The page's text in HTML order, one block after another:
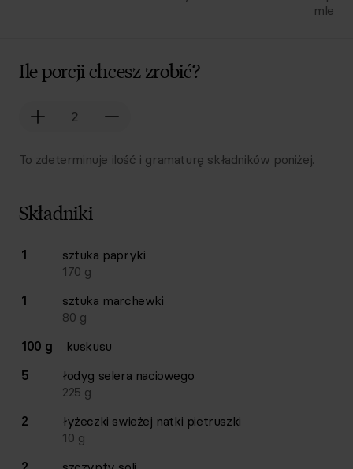
Ile porcji chcesz zrobić?
To zdeterminuje ilość i gramaturę składników poniżej.
Składniki
Lista składników przepisu z ilościami i wagami
Ilość Składnik
1 sztuka papryki
170 g
1
sztuka marchewki
80 g
100 g
kuskusu
5
łodyg selera naciowego
225 g
2
łyżeczki swieżej natki pietruszki
10 g